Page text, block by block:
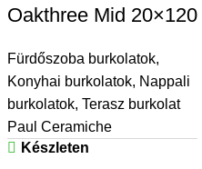
Oakthree Mid 20×120
Fürdőszoba burkolatok,
Konyhai burkolatok, Nappali
burkolatok, Terasz burkolat
Paul Ceramiche
Készleten